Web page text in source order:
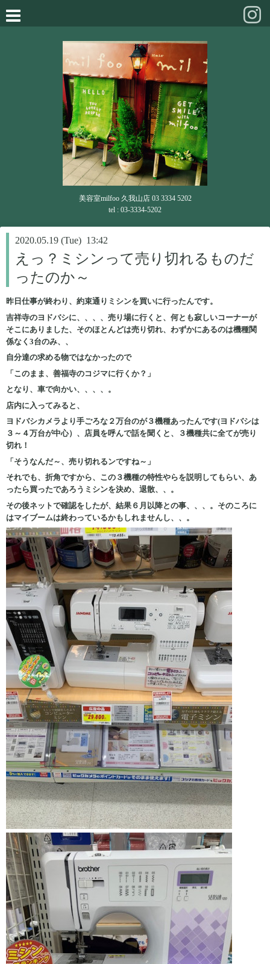
美容室milfoo 久我山店 03 3334 5202
tel : 03-3334-5202
2020.05.19 (Tue) 13:42
えっ？ミシンって売り切れるものだ
ったのか～
昨日仕事が終わり、約束通りミシンを買いに行ったんです。
吉祥寺のヨドバシに、、、、売り場に行くと、何とも寂しいコーナーが
そこにありました、そのほとんどは売り切れ、わずかにあるのは機種関
係なく3台のみ、、
自分達の求める物ではなかったので
「このまま、善福寺のコジマに行くか？」
となり、車で向かい、、、、。
店内に入ってみると、
ヨドバシカメラより手ごろな２万台のが３機種あったんです(ヨドバシは
３～４万台が中心）、店員を呼んで話を聞くと、３機種共に全てが売り
切れ！
「そうなんだ～、売り切れるンですね～」
それでも、折角ですから、この３機種の特性やらを説明してもらい、あ
ったら買ったであろうミシンを決め、退散、、。
その後ネットで確認をしたが、結果６月以降との事、、、。そのころに
はマイブームは終わっているかもしれませんし、、。